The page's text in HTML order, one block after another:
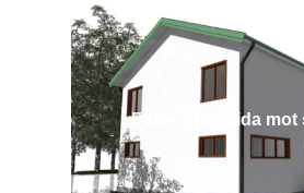
Före - Framsida mot